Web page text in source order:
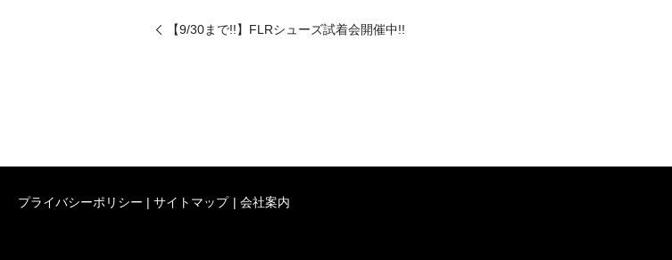
【9/30まで!!】FLRシューズ試着会開催中!!
プライバシーポリシー サイトマップ 会社案内